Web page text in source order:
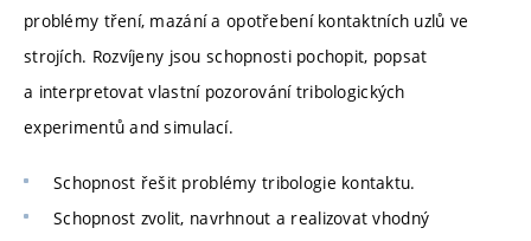
problémy tření, mazání a opotřebení kontaktních uzlů ve
strojích. Rozvíjeny jsou schopnosti pochopit, popsat
a interpretovat vlastní pozorování tribologických
experimentů and simulací.
Schopnost řešit problémy tribologie kontaktu.
Schopnost zvolit, navrhnout a realizovat vhodný